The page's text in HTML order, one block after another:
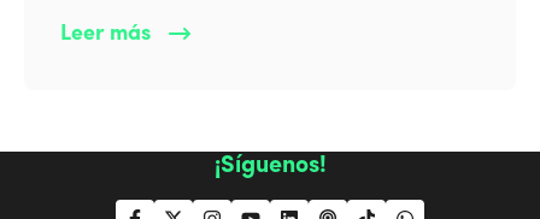
Leer más
¡Síguenos!